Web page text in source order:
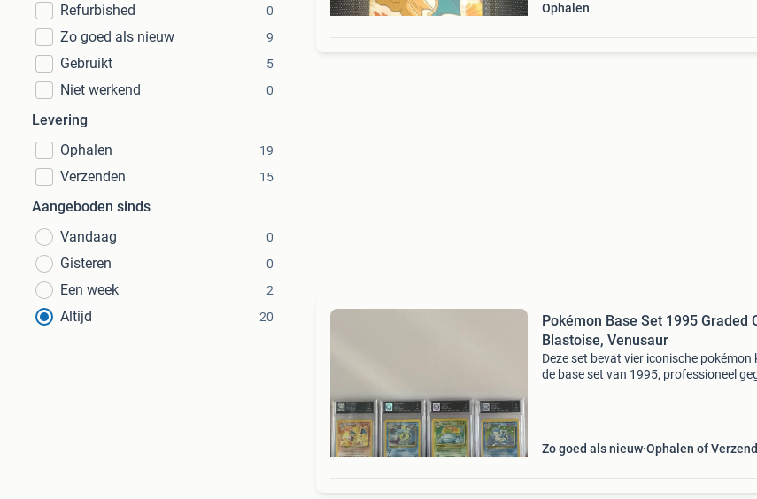
Refurbished 0
Zo goed als nieuw 9
Gebruikt 5
Niet werkend 0
Levering
Ophalen
19
Verzenden 15
Aangeboden sinds
Vandaag
0
Gisteren 0
Een week 2
Altijd 20
Ophalen
Pokémon Base Set 1995 Graded
Blastoise, Venusaur
Deze set bevat vier iconische pokémon
de base set van 1995, professioneel
Zo goed als nieuw Ophalen of